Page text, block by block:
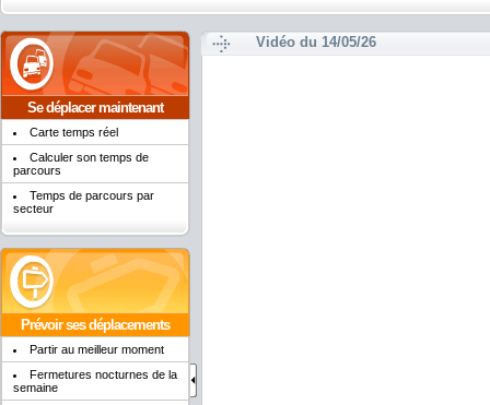
Se déplacer maintenant
Carte temps réel
Calculer son temps de
parcours
Temps de parcours par
secteur
Prévoir ses déplacements
Partir au meilleur moment
Fermetures nocturnes de la
semaine
Vidéo du 14/05/26